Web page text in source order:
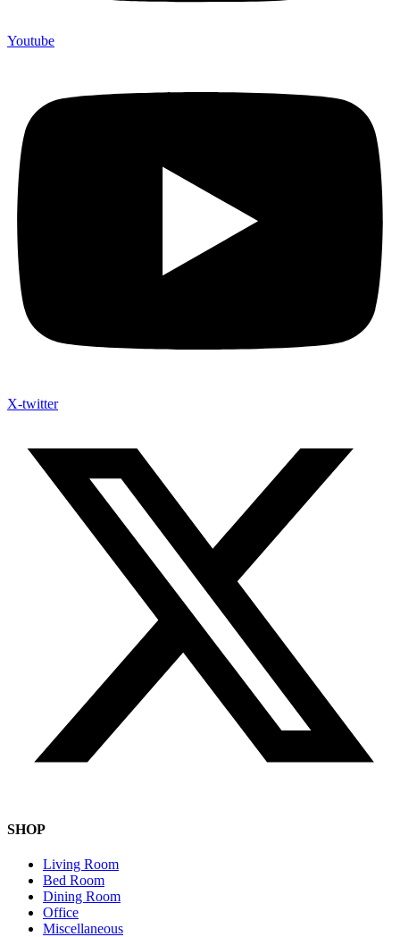
Youtube
X-twitter
SHOP
Living Room
Bed Room
Dining Room
Office
Miscellaneous